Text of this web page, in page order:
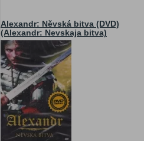
Alexandr: Něvská bitva (DVD)
(Alexandr: Nevskaja bitva)